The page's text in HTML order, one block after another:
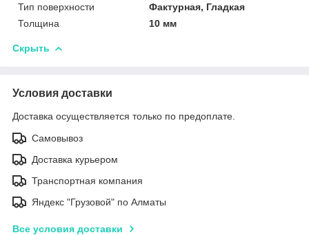
Тип поверхности
Фактурная, Гладкая
Толщина
10 мм
Скрыть
Условия доставки
Доставка осуществляется только по предоплате.
Самовывоз
Доставка курьером
Транспортная компания
Яндекс "Грузовой" по Алматы
Все условия доставки